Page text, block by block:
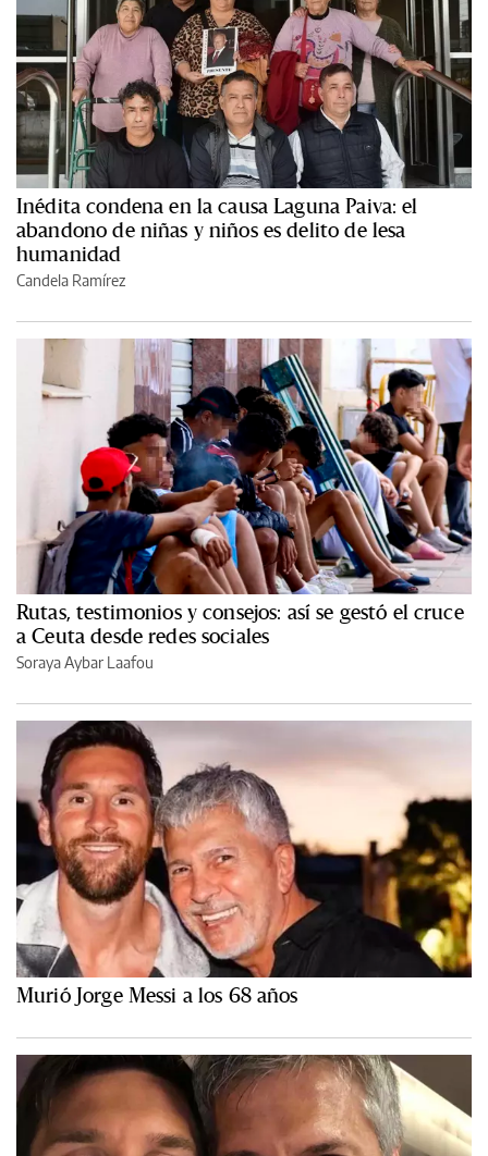
Inédita condena en la causa Laguna Paiva: el
abandono de niñas y niños es delito de lesa
humanidad
Candela Ramírez
Rutas, testimonios y consejos: así se gestó el cruce
a Ceuta desde redes sociales
Soraya Aybar Laafou
Murió Jorge Messi a los 68 años